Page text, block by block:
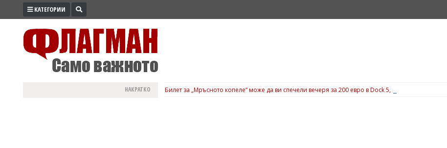
ПРОМО
КАТЕГОРИИ
НАКРАТКО Билет за „Мръсното копеле“ може да ви спечели вечеря за 200 евро в Dock 5, вижте подробности